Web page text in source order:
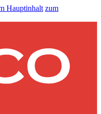
Hauptinhalt zum